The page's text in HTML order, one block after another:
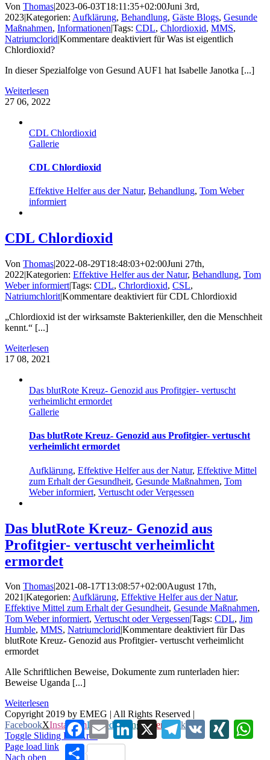
Von Thomas|2023-06-03T18:11:35+02:00Juni 3rd,
2023|Kategorien: Aufklärung, Behandlung, Gäste Blogs, Gesunde
Maßnahmen, Informationen|Tags: CDL, Chlordioxid, MMS,
Natriumclorid|Kommentare deaktiviert für Was ist eigentlich
Chlordioxid?
In dieser Spezialfolge von Gesund AUF1 hat Isabelle Janotka [...]
Weiterlesen
27 06, 2022
CDL Chlordioxid
Gallerie
CDL Chlordioxid
Effektive Helfer aus der Natur, Behandlung, Tom Weber
informiert
CDL Chlordioxid
Von Thomas|2022-08-29T18:48:03+02:00Juni 27th,
2022|Kategorien: Effektive Helfer aus der Natur, Behandlung, Tom
Weber informiert|Tags: CDL, Chrlordioxid, CSL,
Natriumchlorit|Kommentare deaktiviert für CDL Chlordioxid
„Chlordioxid ist der wirksamste Bakterienkiller, den die Menschheit
kennt.“ [...]
Weiterlesen
17 08, 2021
Das blutRote Kreuz- Genozid aus Profitgier- vertuscht
verheimlicht ermordet
Gallerie
Das blutRote Kreuz- Genozid aus Profitgier- vertuscht
verheimlicht ermordet
Aufklärung, Effektive Helfer aus der Natur, Effektive Mittel
zum Erhalt der Gesundheit, Gesunde Maßnahmen, Tom
Weber informiert, Vertuscht oder Vergessen
Das blutRote Kreuz- Genozid aus
Profitgier- vertuscht verheimlicht
ermordet
Von Thomas2021-08-17T13:08:57+02:00August 17th,
2021 Kategorien: Aufklärung, Effektive Helfer aus der Natur,
Effektive Mittel zum Erhalt der Gesundheit, Gesunde Maßnahmen,
Tom Weber informiert, Vertuscht oder VergessenTags: CDL, Jim
Humble, MMS, NatriumcloridKommentare deaktiviertfür Das
blutRote Kreuz- Genozid aus Profitgier- vertuscht verheimlicht
ermordet
Alle Schriftlichen Beweise, Dokumente zum runterladen hier:
Beweise Uganda [...]
Weiterlesen
Copyright 2019 by EMEG | All Rights Reserved |
FacebookXInstagramLinkedInXing PinterestVk
Toggle Sliding Bar Area
Page load link
Facebook
Email LinkedIn
X Telegram
VK XING
Teilen
Nach oben